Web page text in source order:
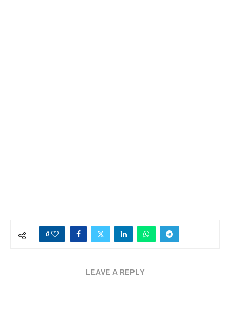
0
LEAVE A REPLY